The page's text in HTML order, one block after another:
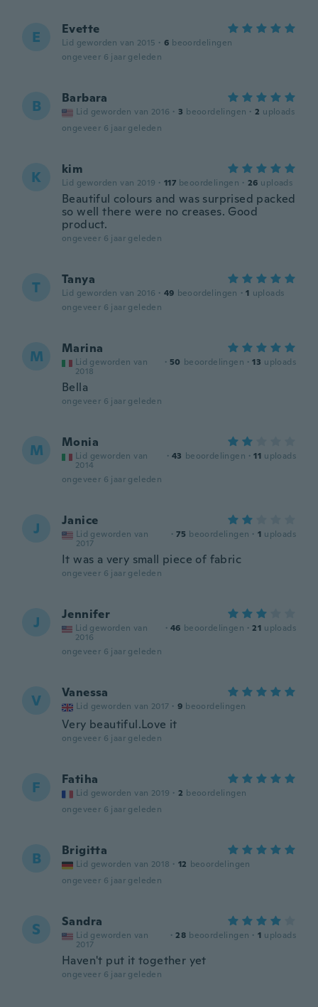
E Evette
Lid geworden van 2015 · 6 beoordelingen
ongeveer 6 jaar geleden
B Barbara
Lid geworden van 2016 · 3 beoordelingen · 2 uploads
ongeveer 6 jaar geleden
K kim
Lid geworden van 2019 · 117 beoordelingen · 26 uploads
Beautiful colours and was surprised packed
so well there were no creases. Good
product.
ongeveer 6 jaar geleden
T Tanya
Lid geworden van 2016 · 49 beoordelingen · 1 uploads
ongeveer 6 jaar geleden
M Marina
Lid geworden van
2018
· 50 beoordelingen · 13 uploads
Bella
ongeveer 6 jaar geleden
M Monia
Lid geworden van
2014
· 43 beoordelingen · 11 uploads
ongeveer 6 jaar geleden
J Janice
Lid geworden van
2017
· 75 beoordelingen · 1 uploads
It was a very small piece of fabric
ongeveer 6 jaar geleden
J Jennifer
Lid geworden van
2016
· 46 beoordelingen · 21 uploads
ongeveer 6 jaar geleden
V Vanessa
Lid geworden van 2017 · 9 beoordelingen
Very beautiful.Love it
ongeveer 6 jaar geleden
F Fatiha
Lid geworden van 2019 · 2 beoordelingen
ongeveer 6 jaar geleden
B Brigitta
Lid geworden van 2018 · 12 beoordelingen
ongeveer 6 jaar geleden
S Sandra
Lid geworden van
2017
· 28 beoordelingen · 1 uploads
Haven't put it together yet
ongeveer 6 jaar geleden